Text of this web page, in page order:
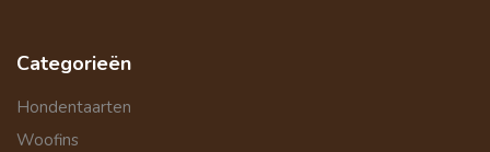
Categorieën
Hondentaarten
Woofins